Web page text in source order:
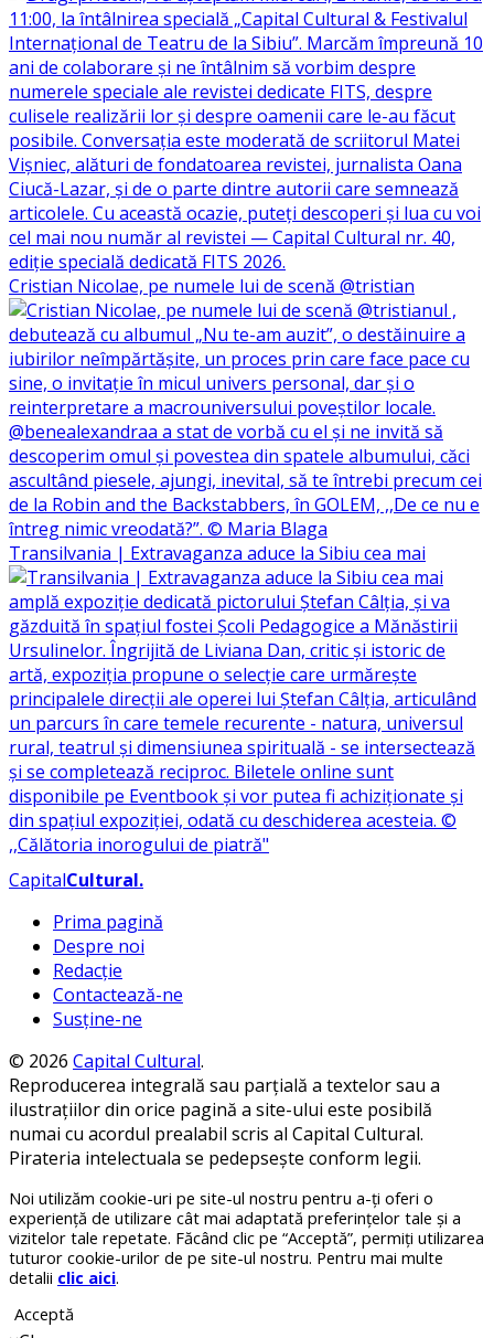
Cristian Nicolae, pe numele lui de scenă @tristian
Transilvania | Extravaganza aduce la Sibiu cea mai
CapitalCultural.
Prima pagină
Despre noi
Redacție
Contactează-ne
Susține-ne
© 2026 Capital Cultural.
Reproducerea integrală sau parțială a textelor sau a
ilustrațiilor din orice pagină a site-ului este posibilă
numai cu acordul prealabil scris al Capital Cultural.
Pirateria intelectuala se pedepsește conform legii.
Noi utilizăm cookie-uri pe site-ul nostru pentru a-ți oferi o
experiență de utilizare cât mai adaptată preferințelor tale și a
vizitelor tale repetate. Făcând clic pe “Acceptă”, permiți utilizarea
tuturor cookie-urilor de pe site-ul nostru. Pentru mai multe
detalii clic aici.
Acceptă